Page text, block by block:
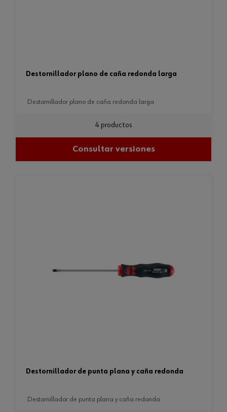
destornillador plano de caña redonda larga
destornillador plano de caña redonda larga
4 productos
Consultar versiones
destornillador de punta plana y caña redonda
destornillador de punta plana y caña redonda